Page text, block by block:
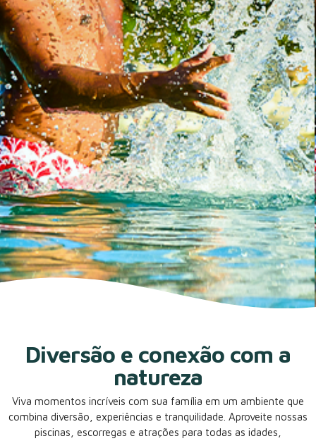
Diversão e conexão com a
natureza
Viva momentos incríveis com sua família em um ambiente que
combina diversão, experiências e tranquilidade. Aproveite nossas
piscinas, escorregas e atrações para todas as idades,